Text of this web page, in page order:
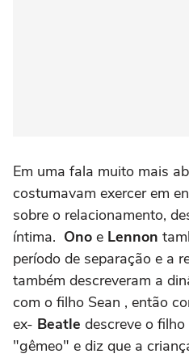
Em uma fala muito mais
costumavam exercer em
sobre o relacionamento,
íntima. Ono e Lennon
período de separação e a
também descreveram a
com o filho Sean , então
ex- Beatle descreve o
"gêmeo" e diz que a